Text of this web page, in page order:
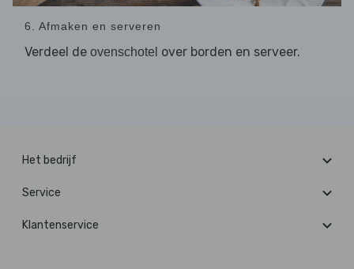
6. Afmaken en serveren
Verdeel de ovenschotel over borden en serveer.
Het bedrijf
Service
Klantenservice